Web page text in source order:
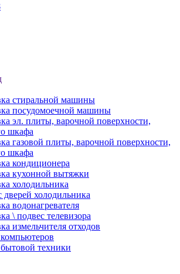
стиральной машины
посудомоечной машины
эл. плиты, варочной поверхности,
шкафа
газовой плиты, варочной поверхности,
шкафа
кондиционера
кухонной вытяжки
холодильника
дверей холодильника
водонагревателя
\ подвес телевизора
измельчителя отходов
техники